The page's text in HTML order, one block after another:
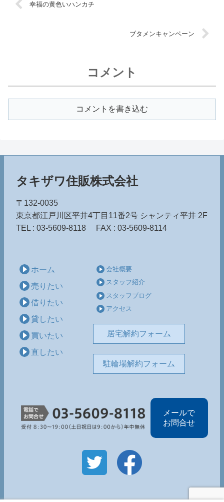
幸福の黄色いハンカチ
ブタメンキャンペーン
コメント
コメントを書き込む
タキザワ住販株式会社
〒132-0035
東京都江戸川区平井4丁目11番2号 シャンティ平井 2F
TEL : 03-5609-8118
FAX : 03-5609-8114
ホーム
売りたい
借りたい
貸したい
買いたい
直したい
会社概要
スタッフ紹介
スタッフブログ
アクセス
居宅解約フォーム
駐輪場解約フォーム
メールで
お問合せ